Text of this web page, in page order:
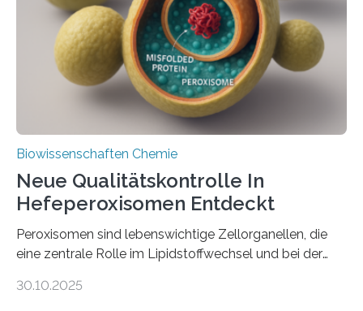
Biowissenschaften Chemie
Neue Qualitätskontrolle In
Hefeperoxisomen Entdeckt
Peroxisomen sind lebenswichtige Zellorganellen, die
eine zentrale Rolle im Lipidstoffwechsel und bei der
erfüllen können, müssen zahlreiche Enzyme präzise in
30.10.2025